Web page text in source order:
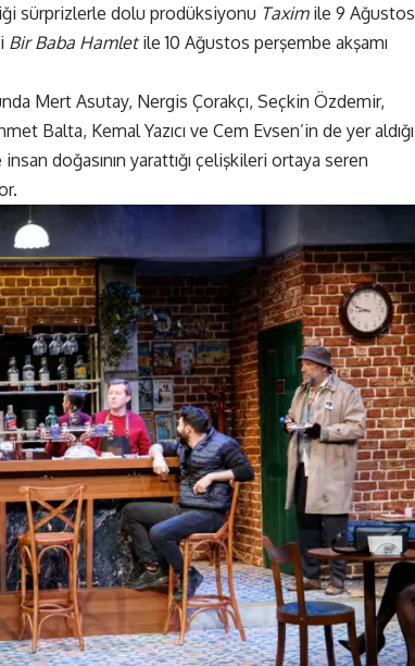
sürprizlerle dolu prodüksiyonu Taxim ile 9 Ağustos
Bir Baba Hamletile 10 Ağustos perşembe akşamı
Mert Asutay, Nergis Çorakçı, Seçkin Özdemir,
Balta, Kemal Yazıcı ve Cem Evsen’in de yer aldığı
doğasının yarattığı çelişkileri ortaya seren